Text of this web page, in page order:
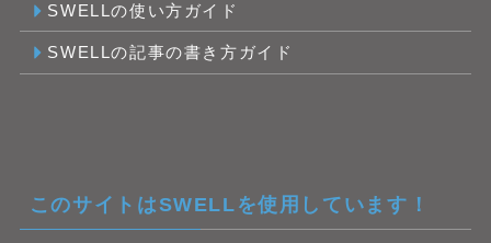
SWELLの使い方ガイド
SWELLの記事の書き方ガイド
このサイトはSWELLを使用しています！